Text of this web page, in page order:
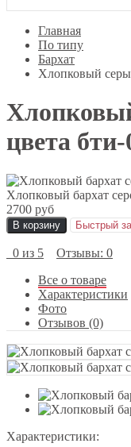
Главная
По типу
Бархат
Хлопковый
цвета бти-
Хлопковый бархат
2700 руб
В корзину Быстрый
0 из 5
Отзывы: 0
Все о товаре
Характеристики
Фото
Отзывов (0)
Характеристики: